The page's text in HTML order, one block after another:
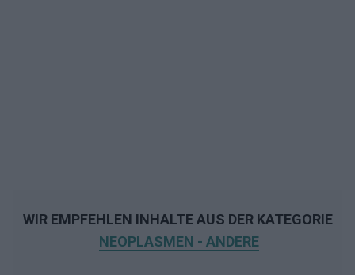
WIR EMPFEHLEN INHALTE AUS DER KATEGORIE
NEOPLASMEN - ANDERE